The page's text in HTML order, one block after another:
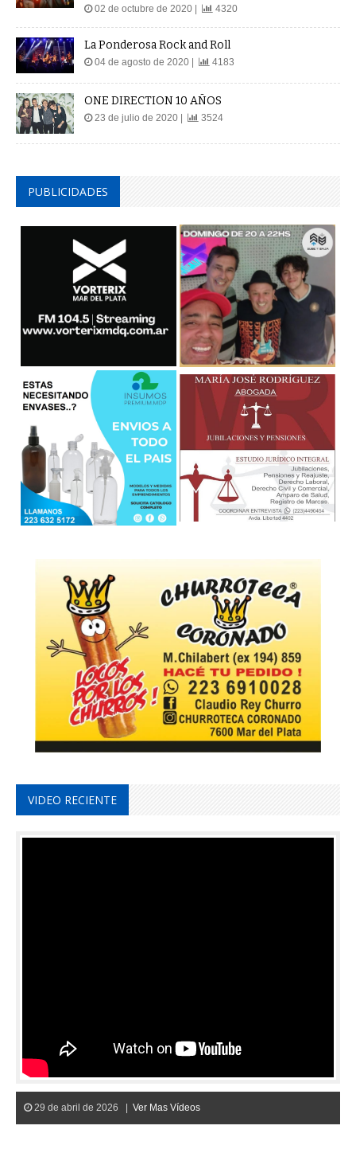
02 de octubre de 2020 | 4320
La Ponderosa Rock and Roll
04 de agosto de 2020 | 4183
ONE DIRECTION 10 AÑOS
23 de julio de 2020 | 3524
PUBLICIDADES
VIDEO RECIENTE
29 de abril de 2026 | Ver Mas Vídeos